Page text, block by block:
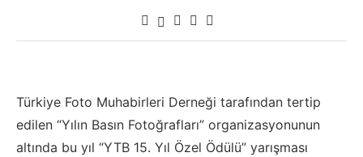
Türkiye Foto Muhabirleri Derneği tarafından tertip
edilen “Yılın Basın Fotoğrafları” organizasyonunun
altında bu yıl “YTB 15. Yıl Özel Ödülü” yarışması